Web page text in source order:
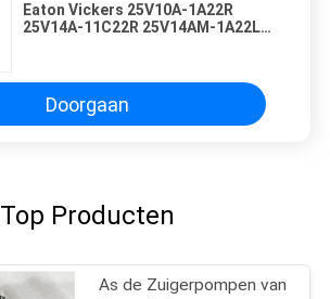
Eaton Vickers 25V10A-1A22R
25V14A-11C22R 25V14AM-1A22L
Doorgaan
Top Producten
As de Zuigerpompen van